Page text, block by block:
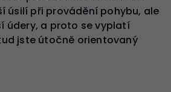
úsilí při provádění pohybu, ale
údery, a proto se vyplatí
jste útočně orientovaný